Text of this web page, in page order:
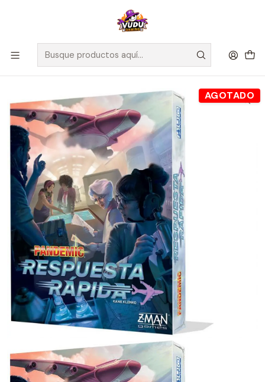
🚀 ¡Despachamos a todo Chile! Envío GRATIS a Regiones sobre
$100.000 y a RM sobre $35.000
Inicio Juegos de Mesa Cooperativos
Pandemic: Respuesta Rápida - Español
AGOTADO